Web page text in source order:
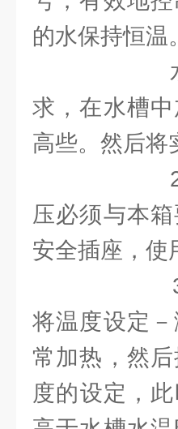
的水保持恒温。
水浴
求，在水槽
高些。然后将
2．水
压必须与本
安全插座，使
3．接
将温度设定
常加热，然
度的设定，